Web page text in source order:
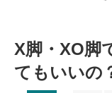
X脚・XO脚
てもいいの